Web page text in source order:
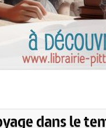
dans le